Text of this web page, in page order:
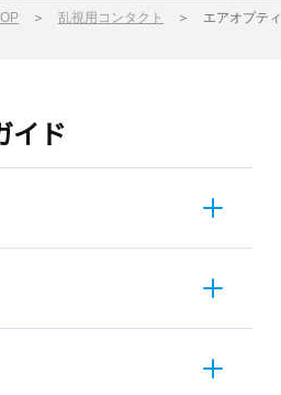
＞ 乱視用コンタクト ＞
エアオプティ
イド